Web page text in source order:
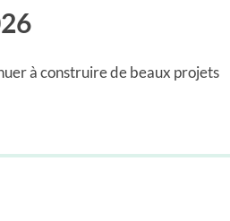
à construire de beaux projets